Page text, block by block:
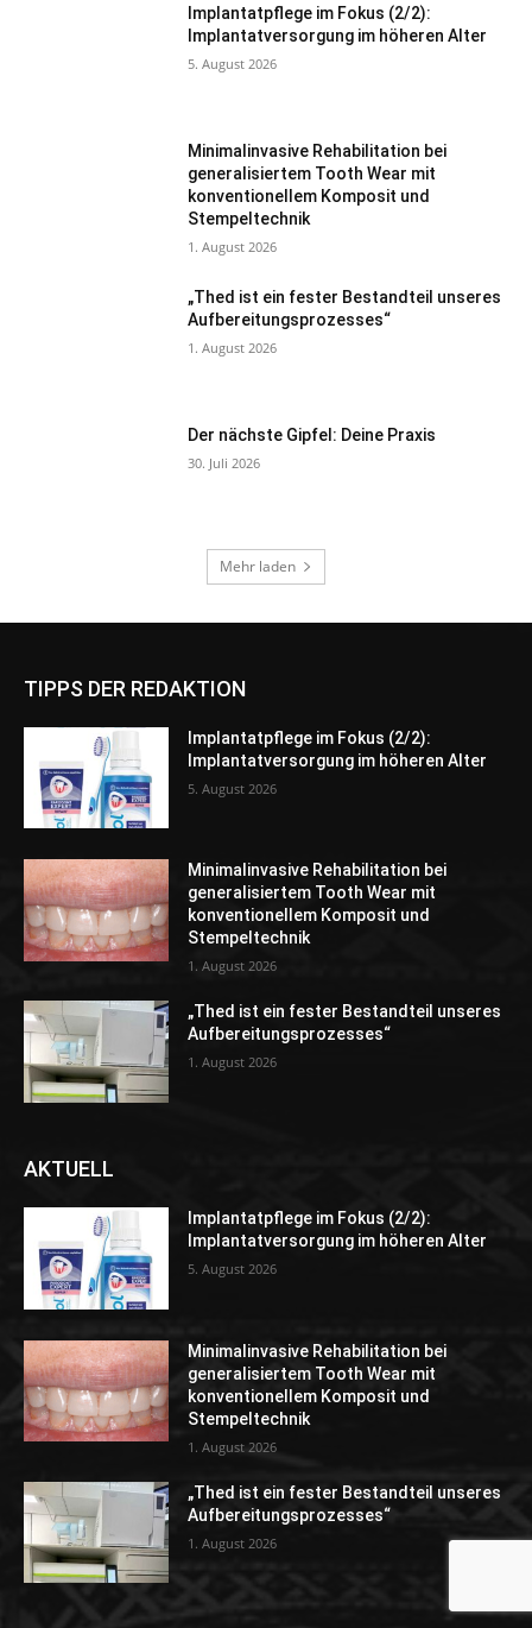
TIPPS DER REDAKTION
Implantatpflege im Fokus (2/2):
Implantatversorgung im höheren Alter
5. August 2026
Minimalinvasive Rehabilitation bei
generalisiertem Tooth Wear mit
konventionellem Komposit und
Stempeltechnik
1. August 2026
„Thed ist ein fester Bestandteil unseres
Aufbereitungsprozesses“
1. August 2026
AKTUELL
Implantatpflege im Fokus (2/2):
Implantatversorgung im höheren Alter
5. August 2026
Minimalinvasive Rehabilitation bei
generalisiertem Tooth Wear mit
konventionellem Komposit und
Stempeltechnik
1. August 2026
„Thed ist ein fester Bestandteil unseres
Aufbereitungsprozesses“
1. August 2026